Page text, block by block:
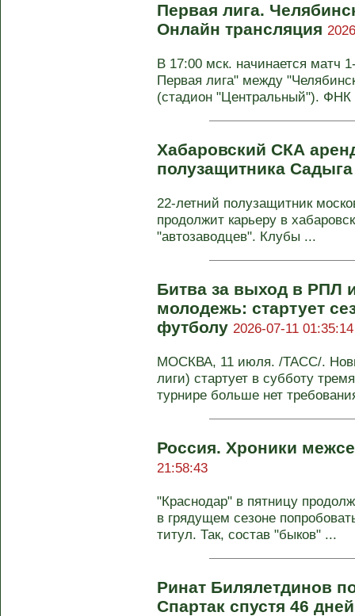
Первая лига.
Онлайн трансляция
В 17:00 мск. начинается матч
Первая лига" между
(стадион "Центральный"). ФНК
Хабаровский СКА
полузащитника
22-летний полузащитник
продолжит карьеру в
"автозаводцев". Клубы ...
Битва за выход в РПЛ
молодежь: стартует
футболу 2026-07-11 01:35:14
МОСКВА, 11 июля. /ТАСС/.
лиги) стартует в субботу
турнире больше нет
Россия. Хроники
21:58:43
"Краснодар" в пятницу
в грядущем сезоне
титул. Так, состав "быков" ...
Ринат Билялетдинов
Спартак спустя 46